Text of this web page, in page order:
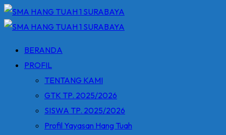
Skip
to
BERANDA
PROFIL
TENTANG KAMI
GTK TP. 2025/2026
SISWA TP. 2025/2026
Profil Yayasan Hang Tuah